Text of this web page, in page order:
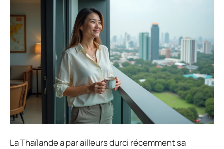
La Thaïlande a par ailleurs durci récemment sa